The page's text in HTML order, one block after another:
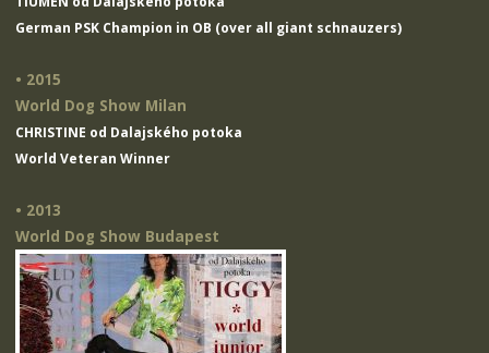
German PSK Champion in OB (over all giant schnauzers)
• 2015
World Dog Show Milan
CHRISTINE od Dalajského potoka
World Veteran Winner
• 2013
World Dog Show Budapest